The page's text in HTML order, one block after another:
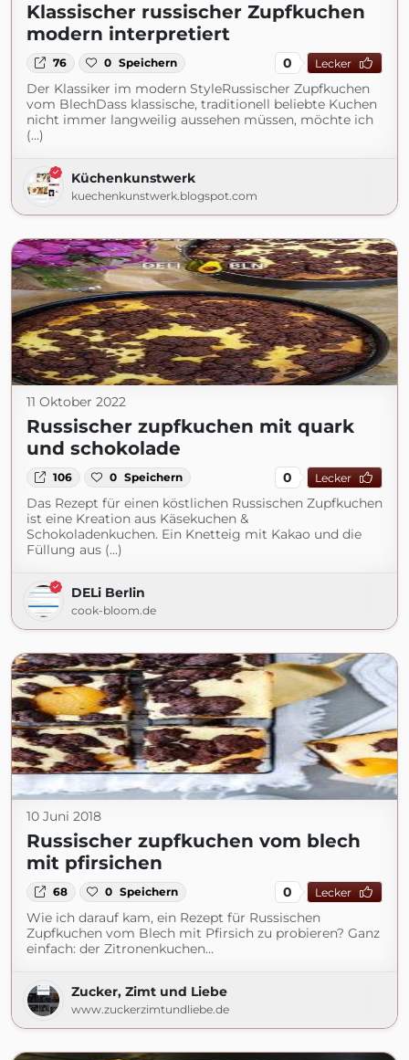
Klassischer russischer Zupfkuchen
modern interpretiert
76 0 Speichern 0 Lecker
Der Klassiker im modern StyleRussischer Zupfkuchen
vom BlechDass klassische, traditionell beliebte Kuchen
nicht immer langweilig aussehen müssen, möchte ich
(...)
Küchenkunstwerk
kuechenkunstwerk.blogspot.com
11 Oktober 2022
Russischer zupfkuchen mit quark
und schokolade
106 0 Speichern 0 Lecker
Das Rezept für einen köstlichen Russischen Zupfkuchen
ist eine Kreation aus Käsekuchen &
Schokoladenkuchen. Ein Knetteig mit Kakao und die
Füllung aus (...)
DELi Berlin
cook-bloom.de
10 Juni 2018
Russischer zupfkuchen vom blech
mit pfirsichen
68 0 Speichern 0 Lecker
Wie ich darauf kam, ein Rezept für Russischen
Zupfkuchen vom Blech mit Pfirsich zu probieren? Ganz
einfach: der Zitronenkuchen…
Zucker, Zimt und Liebe
www.zuckerzimtundliebe.de